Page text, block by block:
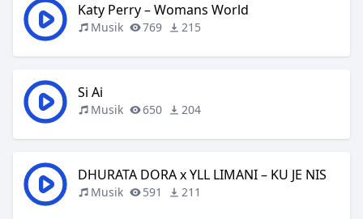
Katy Perry – Womans World
Musik 769 215
Si Ai
Musik 650 204
DHURATA DORA x YLL LIMANI – KU JE NIS
Musik 591 211